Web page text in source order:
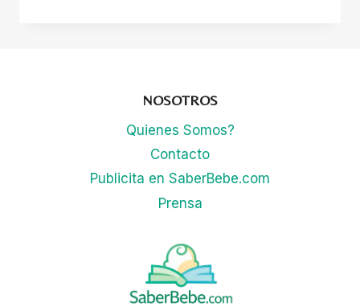
NOSOTROS
Quienes Somos?
Contacto
Publicita en SaberBebe.com
Prensa